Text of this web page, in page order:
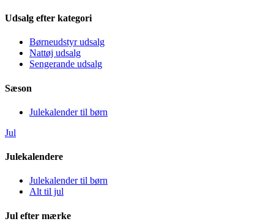
Udsalg efter kategori
Børneudstyr udsalg
Nattøj udsalg
Sengerande udsalg
Sæson
Julekalender til børn
Jul
Julekalendere
Julekalender til børn
Alt til jul
Jul efter mærke